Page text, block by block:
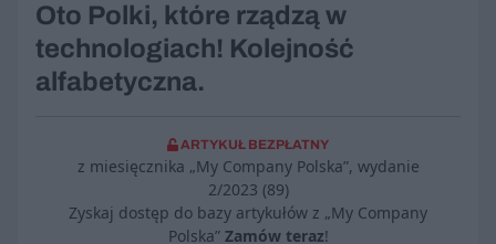
Oto Polki, które rządzą w
technologiach! Kolejność
alfabetyczna.
ARTYKUŁ BEZPŁATNY
z miesięcznika „My Company Polska”, wydanie
2/2023 (89)
Zyskaj dostęp do bazy artykułów z „My Company
Polska” Zamów teraz!